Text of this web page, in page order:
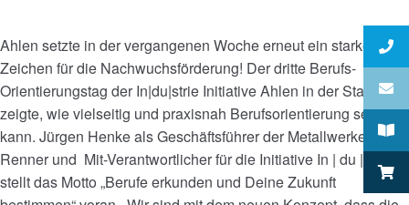
Ahlen setzte in der vergangenen Woche erneut ein starkes
Zeichen für die Nachwuchsförderung! Der dritte Berufs-
Orientierungstag der In|du|strie Initiative Ahlen in der Stadthalle
zeigte, wie vielseitig und praxisnah Berufsorientierung sein
kann. Jürgen Henke als Geschäftsführer der Metallwerke
Renner und Mit-Verantwortlicher für die Initiative In | du | strie
stellt das Motto „Berufe erkunden und Deine Zukunft